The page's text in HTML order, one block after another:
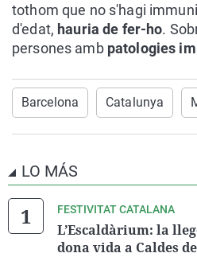
tothom que no s'hagi
d'edat, hauria de fer-ho.
persones amb patologies
Barcelona Catalunya
LO MÁS
FESTIVITAT CATALANA
L’Escaldàrium: la
dona vida a Caldes